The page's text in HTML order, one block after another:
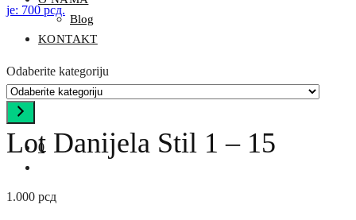
Blog
KONTAKT
Odaberite kategoriju
0
je: 700 рсд.
Lot Danijela Stil 1 – 15
1.000 рсд